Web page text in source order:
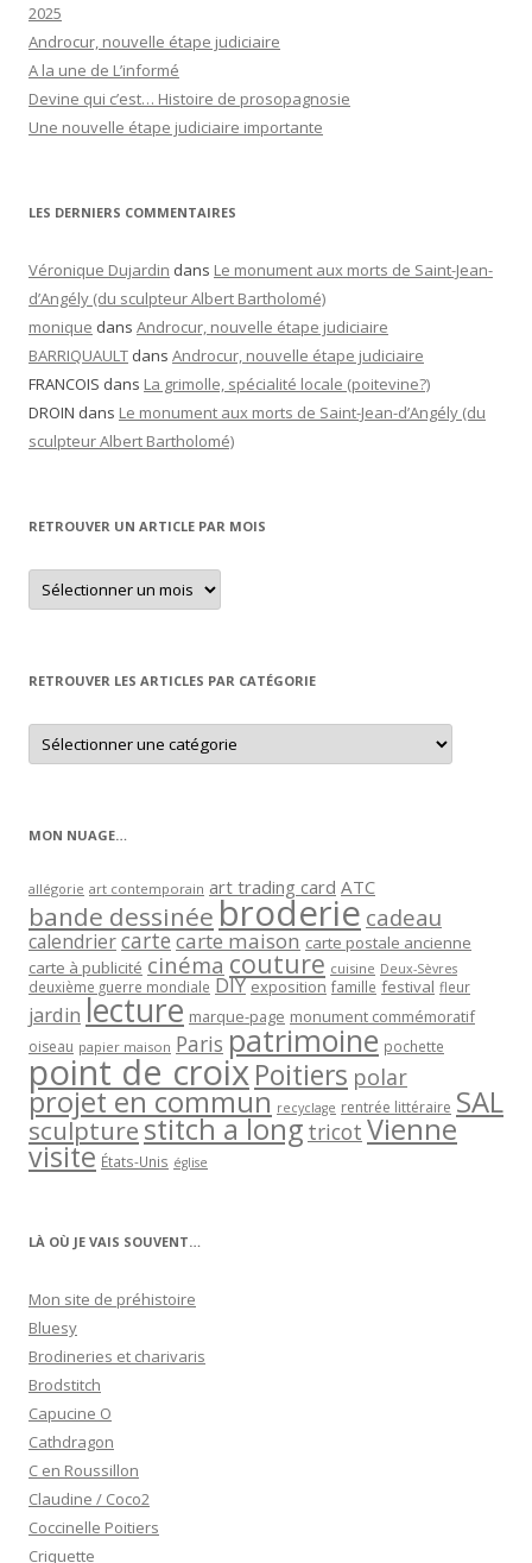
2025
Androcur, nouvelle étape judiciaire
A la une de L’informé
Devine qui c’est… Histoire de prosopagnosie
Une nouvelle étape judiciaire importante
LES DERNIERS COMMENTAIRES
Véronique Dujardin dans Le monument aux morts de Saint-Jean-
d’Angély (du sculpteur Albert Bartholomé)
monique dans Androcur, nouvelle étape judiciaire
BARRIQUAULT dans Androcur, nouvelle étape judiciaire
FRANCOIS dans La grimolle, spécialité locale (poitevine?)
DROIN dans Le monument aux morts de Saint-Jean-d’Angély (du
sculpteur Albert Bartholomé)
RETROUVER UN ARTICLE PAR MOIS
Retrouver
un
article
RETROUVER LES ARTICLES PAR CATÉGORIE
Retrouver
les
articles
MON NUAGE…
allégorie art contemporain art trading card ATC
bande dessinéebroderie cadeau
calendriercartecarte maison carte postale ancienne
carte à publicité cinéma couture cuisine Deux-Sèvres
deuxième guerre mondiale DIY exposition famille festival fleur
jardin lecture marque-page monument commémoratif
oiseau papier maison Paris patrimoine pochette
point de croixPoitiers polar
projet en commun recyclage rentrée littéraire SAL
sculpturestitch a long tricot Vienne
visite États-Unis église
LÀ OÙ JE VAIS SOUVENT…
Mon site de préhistoire
Bluesy
Brodineries et charivaris
Brodstitch
Capucine O
Cathdragon
C en Roussillon
Claudine / Coco2
Coccinelle Poitiers
Criquette